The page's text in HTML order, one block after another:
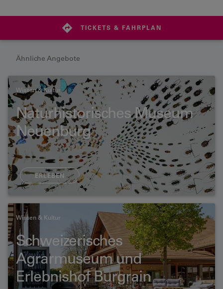
TICKETS & FAHRPLAN
Ähnliche Angebote
Wissen & Kultur
Naturhistorisches Museum
Neuenburg
ERLEBEN
Wissen & Kultur
Schweizerisches
Agrarmuseum und
Erlebnishof Burgrain